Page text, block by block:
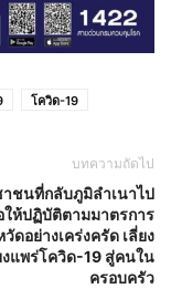
โควิด-19
บทความถัดไป
ชนที่กลับภูมิลำเนาไป
ให้ปฏิบัติตามมาตรการ
ดอย่างเคร่งครัด เลี่ยง
งแพร่โควิด-19 สู่คนใน
ครอบครัว